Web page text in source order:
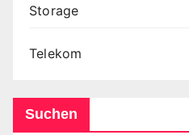
Storage
Telekom
Suchen